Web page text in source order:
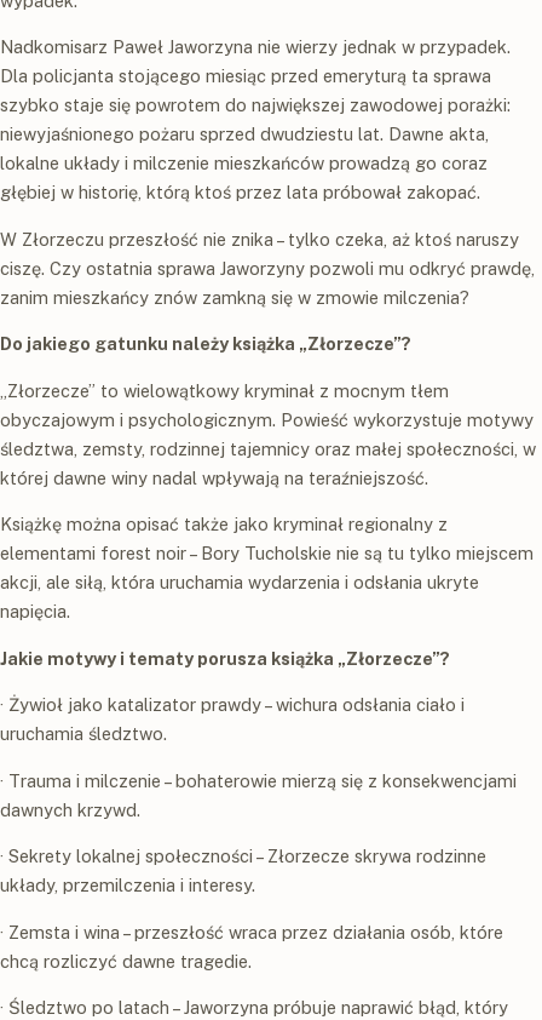
Nadkomisarz Paweł Jaworzyna nie wierzy jednak w przypadek.
Dla policjanta stojącego miesiąc przed emeryturą ta sprawa
szybko staje się powrotem do największej zawodowej porażki:
niewyjaśnionego pożaru sprzed dwudziestu lat. Dawne akta,
lokalne układy i milczenie mieszkańców prowadzą go coraz
głębiej w historię, którą ktoś przez lata próbował zakopać.
W Złorzeczu przeszłość nie znika – tylko czeka, aż ktoś naruszy
ciszę. Czy ostatnia sprawa Jaworzyny pozwoli mu odkryć prawdę,
zanim mieszkańcy znów zamkną się w zmowie milczenia?
Do jakiego gatunku należy książka „Złorzecze”?
„Złorzecze” to wielowątkowy kryminał z mocnym tłem
obyczajowym i psychologicznym. Powieść wykorzystuje motywy
śledztwa, zemsty, rodzinnej tajemnicy oraz małej społeczności, w
której dawne winy nadal wpływają na teraźniejszość.
Książkę można opisać także jako kryminał regionalny z
elementami forest noir – Bory Tucholskie nie są tu tylko miejscem
akcji, ale siłą, która uruchamia wydarzenia i odsłania ukryte
napięcia.
Jakie motywy i tematy porusza książka „Złorzecze”?
· Żywioł jako katalizator prawdy – wichura odsłania ciało i
uruchamia śledztwo.
· Trauma i milczenie – bohaterowie mierzą się z konsekwencjami
dawnych krzywd.
· Sekrety lokalnej społeczności – Złorzecze skrywa rodzinne
układy, przemilczenia i interesy.
· Zemsta i wina – przeszłość wraca przez działania osób, które
chcą rozliczyć dawne tragedie.
· Śledztwo po latach – Jaworzyna próbuje naprawić błąd, który